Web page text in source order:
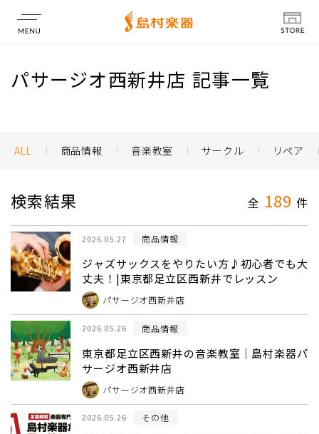
店舗情報
パサージオ西新井店 記事一覧
ALL 商品情報 音楽教室 サークル リペア
検索結果 全 189 件
2026.05.27 商品情報
ジャズサックスをやりたい方♪初心者でも大
丈夫！|東京都足立区西新井でレッスン
パサージオ西新井店
2026.05.26 商品情報
東京都足立区西新井の音楽教室｜島村楽器パ
サージオ西新井店
パサージオ西新井店
2026.05.26 その他